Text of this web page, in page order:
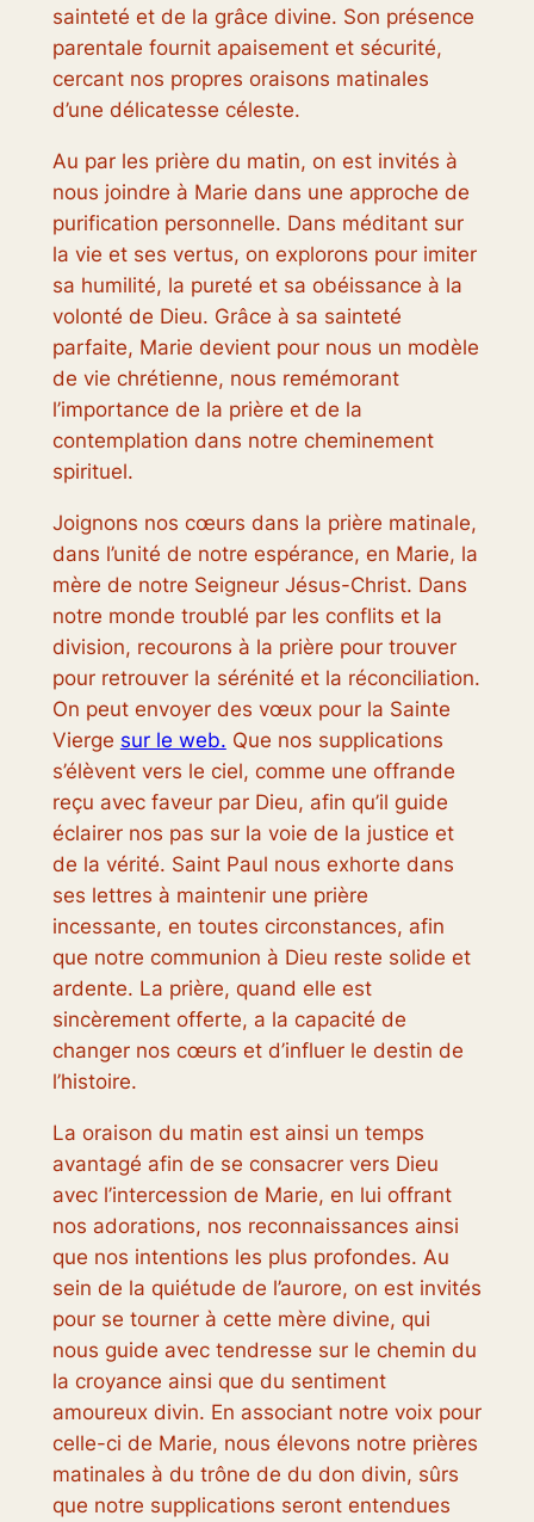
sainteté et de la grâce divine. Son présence
parentale fournit apaisement et sécurité,
cercant nos propres oraisons matinales
d’une délicatesse céleste.
Au par les prière du matin, on est invités à
nous joindre à Marie dans une approche de
purification personnelle. Dans méditant sur
la vie et ses vertus, on explorons pour imiter
sa humilité, la pureté et sa obéissance à la
volonté de Dieu. Grâce à sa sainteté
parfaite, Marie devient pour nous un modèle
de vie chrétienne, nous remémorant
l’importance de la prière et de la
contemplation dans notre cheminement
spirituel.
Joignons nos cœurs dans la prière matinale,
dans l’unité de notre espérance, en Marie, la
mère de notre Seigneur Jésus-Christ. Dans
notre monde troublé par les conflits et la
division, recourons à la prière pour trouver
pour retrouver la sérénité et la réconciliation.
On peut envoyer des vœux pour la Sainte
Vierge sur le web. Que nos supplications
s’élèvent vers le ciel, comme une offrande
reçu avec faveur par Dieu, afin qu’il guide
éclairer nos pas sur la voie de la justice et
de la vérité. Saint Paul nous exhorte dans
ses lettres à maintenir une prière
incessante, en toutes circonstances, afin
que notre communion à Dieu reste solide et
ardente. La prière, quand elle est
sincèrement offerte, a la capacité de
changer nos cœurs et d’influer le destin de
l’histoire.
La oraison du matin est ainsi un temps
avantagé afin de se consacrer vers Dieu
avec l’intercession de Marie, en lui offrant
nos adorations, nos reconnaissances ainsi
que nos intentions les plus profondes. Au
sein de la quiétude de l’aurore, on est invités
pour se tourner à cette mère divine, qui
nous guide avec tendresse sur le chemin du
la croyance ainsi que du sentiment
amoureux divin. En associant notre voix pour
celle-ci de Marie, nous élevons notre prières
matinales à du trône de du don divin, sûrs
que notre supplications seront entendues